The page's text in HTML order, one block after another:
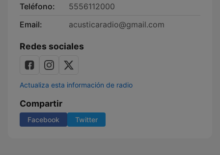
Teléfono:
5556112000
Email:
acusticaradio@gmail.com
Redes sociales
Actualiza esta información de radio
Compartir
Facebook Twitter